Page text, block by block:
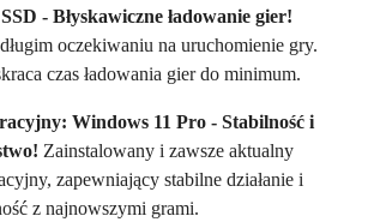
- Błyskawiczne ładowanie gier!
oczekiwaniu na uruchomienie gry.
czas ładowania gier do minimum.
Windows 11 Pro - Stabilność i
Zainstalowany i zawsze aktualny
zapewniający stabilne działanie i
z najnowszymi grami.